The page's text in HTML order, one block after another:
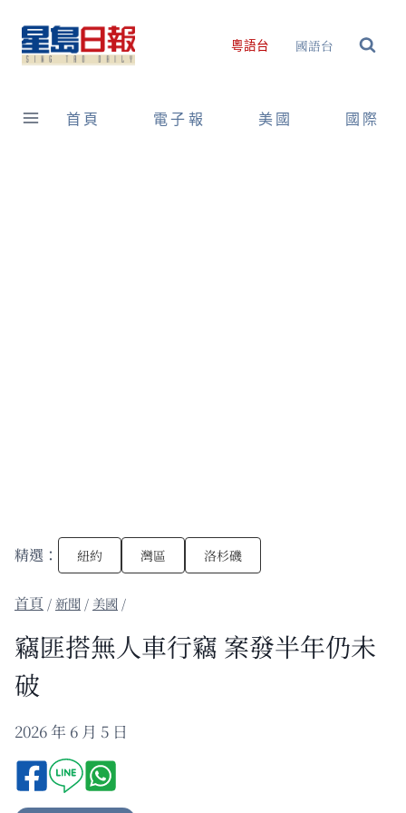
content
粵語台 國語台
首頁 電子報 美國 國際
精選： 紐約 灣區 洛杉磯
/新聞 / 美國 /
竊匪搭無人車行竊 案發半年仍未
破
2026 年 6 月 5 日